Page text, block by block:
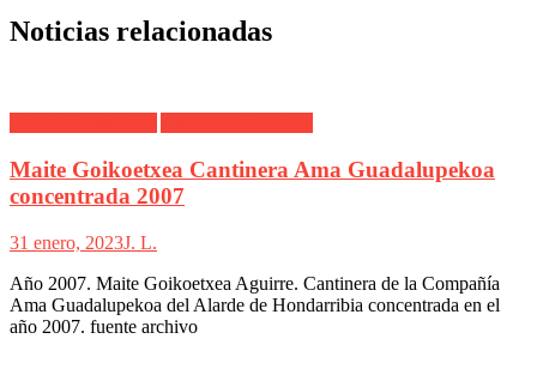
Noticias relacionadas
Maite Goikoetxea Cantinera Ama Guadalupekoa
concentrada 2007
31 enero, 2023J. L.
Año 2007. Maite Goikoetxea Aguirre. Cantinera de la Compañía
Ama Guadalupekoa del Alarde de Hondarribia concentrada en el
año 2007. fuente archivo